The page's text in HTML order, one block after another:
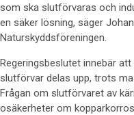
som ska slutförvaras och
en säker lösning, säger
Naturskyddsföreningen.
Regeringsbeslutet innebär
slutförvar delas upp, trots
Frågan om slutförvaret av
osäkerheter om